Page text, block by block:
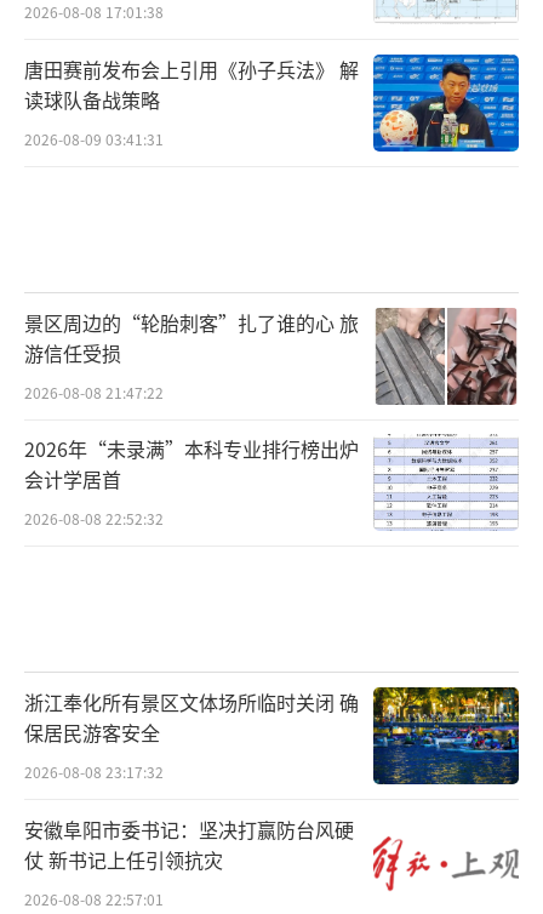
2026-08-08 17:01:38
唐田赛前发布会上引用《孙子兵法》 解
读球队备战策略
2026-08-09 03:41:31
景区周边的“轮胎刺客”扎了谁的心 旅
游信任受损
2026-08-08 21:47:22
2026年“未录满”本科专业排行榜出炉
会计学居首
2026-08-08 22:52:32
浙江奉化所有景区文体场所临时关闭 确
保居民游客安全
2026-08-08 23:17:32
安徽阜阳市委书记：坚决打赢防台风硬
仗 新书记上任引领抗灾
2026-08-08 22:57:01